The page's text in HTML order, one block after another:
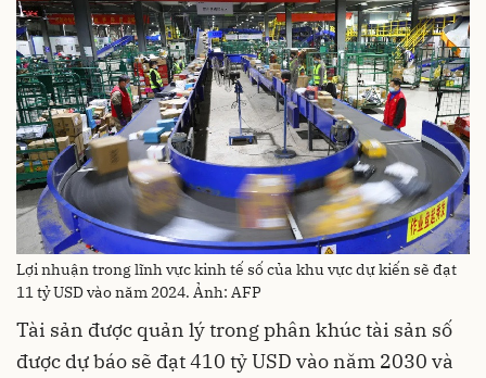
Lợi nhuận trong lĩnh vực kinh tế số của khu vực dự kiến sẽ đạt
11 tỷ USD vào năm 2024. Ảnh: AFP
Tài sản được quản lý trong phân khúc tài sản số
được dự báo sẽ đạt 410 tỷ USD vào năm 2030 và